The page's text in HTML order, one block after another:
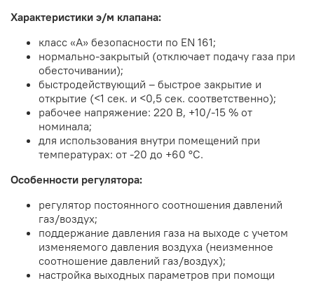
Характеристики э/м клапана:
класс «А» безопасности по EN 161;
нормально-закрытый (отключает подачу газа при
обесточивании);
быстродействующий – быстрое закрытие и
открытие (<1 сек. и <0,5 сек. соответственно);
рабочее напряжение: 220 В, +10/-15 % от
номинала;
для использования внутри помещений при
температурах: от -20 до +60 °C.
Особенности регулятора:
регулятор постоянного соотношения давлений
газ/воздух;
поддержание давления газа на выходе с учетом
изменяемого давления воздуха (неизменное
соотношение давлений газ/воздух);
настройка выходных параметров при помощи